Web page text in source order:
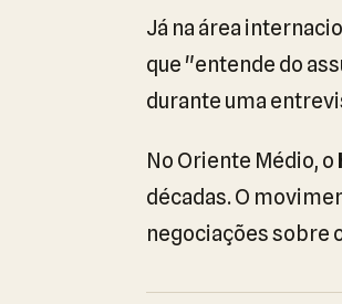
Já na área
que "entende do
durante uma
No Oriente Médio, o
décadas. O
negociações sobre